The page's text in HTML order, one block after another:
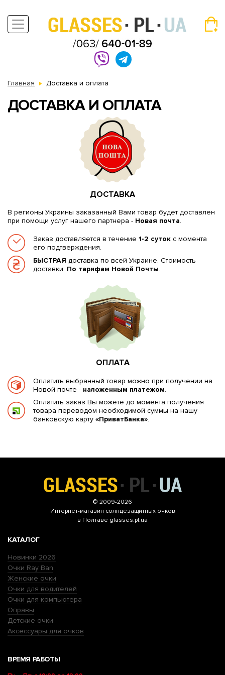
Главная Доставка и оплата
ДОСТАВКА И ОПЛАТА
ДОСТАВКА
В регионы Украины заказанный Вами товар будет доставлен
при помощи услуг нашего партнера - Новая почта.
Заказ доставляется в течение 1-2 суток с момента
его подтверждения.
БЫСТРАЯ доставка по всей Украине. Стоимость
доставки: По тарифам Новой Почты.
ОПЛАТА
Оплатить выбранный товар можно при получении на
Новой почте - наложенным платежом.
Оплатить заказ Вы можете до момента получения
товара переводом необходимой суммы на нашу
банковскую карту «ПриватБанка».
© 2009-2026
Интернет-магазин солнцезащитных очков
в Полтаве glasses.pl.ua
КАТАЛОГ
Новинки 2026
Очки Ray Ban
Женские очки
Очки для водителей
Очки для компьютера
Оправы
Детские очки
Аксессуары для очков
ВРЕМЯ РАБОТЫ